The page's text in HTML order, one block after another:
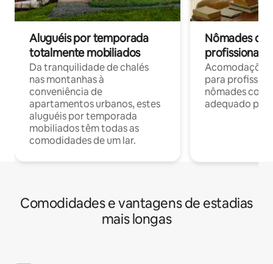
Aluguéis por temporada
totalmente mobiliados
Da tranquilidade de chalés
nas montanhas à
conveniência de
apartamentos urbanos, estes
aluguéis por temporada
mobiliados têm todas as
comodidades de um lar.
Nômades
profissionais
para
nômades com
adequado
Comodidades e vantagens de estadias
mais longas